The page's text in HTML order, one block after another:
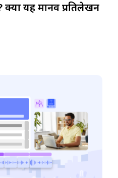
क्या यह मानव प्रतिलेखन